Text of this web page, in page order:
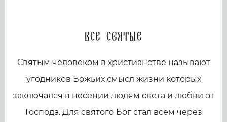
Все святые
Святым человеком в христианстве называют
угодников Божьих смысл жизни которых
заключался в несении людям света и любви от
Господа. Для святого Бог стал всем через